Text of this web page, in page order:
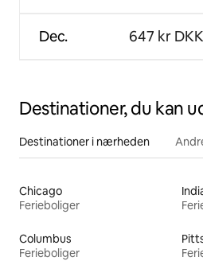
Dec. 647 kr DKK
Destinationer, du kan
Destinationer i nærheden
Chicago
Ferieboliger
Columbus
Ferieboliger